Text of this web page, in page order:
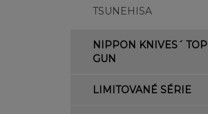
TSUNEHISA
NIPPON KNIVES´ TOP
GUN
LIMITOVANÉ SÉRIE